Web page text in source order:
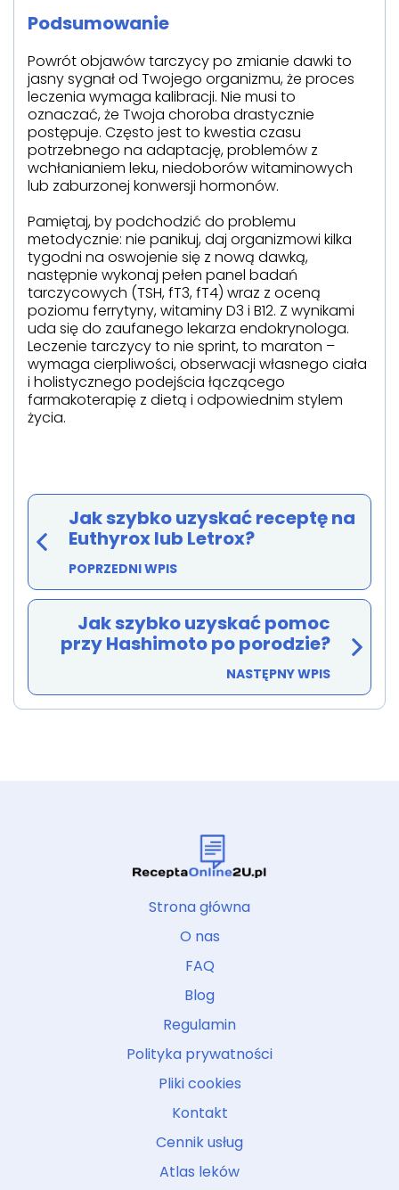
Podsumowanie
Powrót objawów tarczycy po zmianie dawki to
jasny sygnał od Twojego organizmu, że proces
leczenia wymaga kalibracji. Nie musi to
oznaczać, że Twoja choroba drastycznie
postępuje. Często jest to kwestia czasu
potrzebnego na adaptację, problemów z
wchłanianiem leku, niedoborów witaminowych
lub zaburzonej konwersji hormonów.
Pamiętaj, by podchodzić do problemu
metodycznie: nie panikuj, daj organizmowi kilka
tygodni na oswojenie się z nową dawką,
następnie wykonaj pełen panel badań
tarczycowych (TSH, fT3, fT4) wraz z oceną
poziomu ferrytyny, witaminy D3 i B12. Z wynikami
uda się do zaufanego lekarza endokrynologa.
Leczenie tarczycy to nie sprint, to maraton –
wymaga cierpliwości, obserwacji własnego ciała
i holistycznego podejścia łączącego
farmakoterapię z dietą i odpowiednim stylem
życia.
Jak szybko uzyskać receptę na
Euthyrox lub Letrox?
POPRZEDNI WPIS
Jak szybko uzyskać pomoc
przy Hashimoto po porodzie?
NASTĘPNY WPIS
Strona główna
O nas
FAQ
Blog
Regulamin
Polityka prywatności
Pliki cookies
Kontakt
Cennik usług
Atlas leków